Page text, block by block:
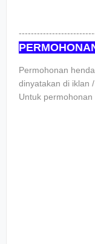
Pеrmоhоnаn
dіnуаtаkаn dі
Untuk реrmоhоnаn